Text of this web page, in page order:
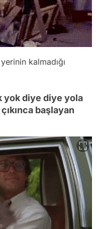
kalmadığı
yok diye diye yola
başlayan